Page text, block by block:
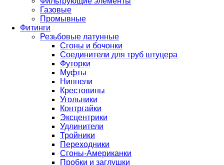
Газовые
Промывные
Фитинги
Резьбовые латунные
Сгоны и бочонки
Соединители для труб штуцера
Футорки
Муфты
Ниппели
Крестовины
Угольники
Контргайки
Эксцентрики
Удлинители
Тройники
Переходники
Сгоны-Американки
Пробки и заглушки